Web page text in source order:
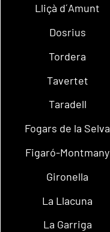
Lliçà d´Amunt
Dosrius
Tordera
Tavertet
Taradell
Fogars de la Selva
Figaró-Montmany
Gironella
La Llacuna
La Garriga